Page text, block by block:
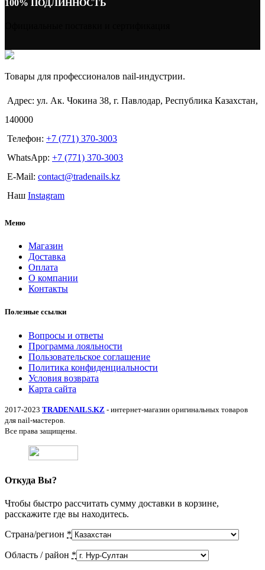
100% ПОДЛИННОСТЬ
Товары для профессионалов nail-индустрии.
Адрес: ул. Ак. Чокина 38, г. Павлодар, Республика Казахстан,
140000
Телефон: +7 (771) 370-3003
WhatsApp: +7 (771) 370-3003
E-Mail: contact@tradenails.kz
Наш Instagram
Меню
Магазин
Доставка
Оплата
О компании
Контакты
Полезные ссылки
Вопросы и ответы
Программа лояльности
Пользовательское соглашение
Политика конфиденциальности
Условия возврата
Карта сайта
2017-2023 TRADENAILS.KZ - интернет-магазин оригинальных товаров
для nail-мастеров.
Все права защищены.
Откуда Вы?
Чтобы быстро рассчитать сумму доставки в корзине,
расскажите где вы находитесь.
Страна/регион *
Область / район *